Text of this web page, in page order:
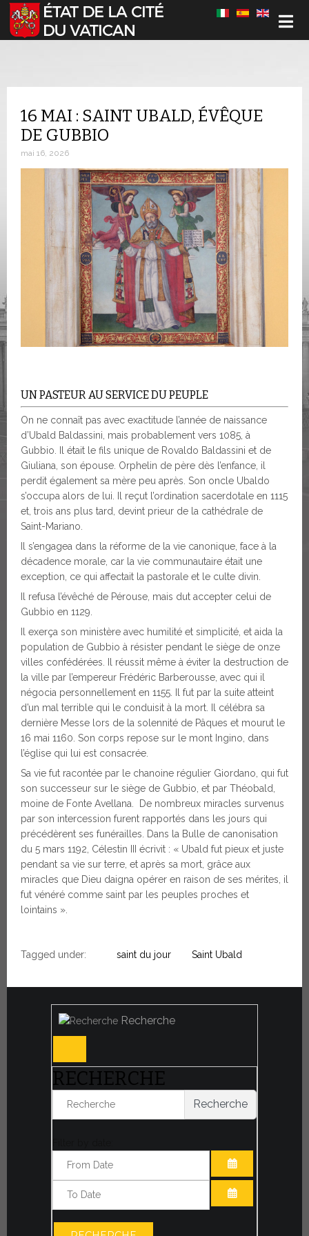
Sélectionnez votre langue
16 MAI : SAINT UBALD, ÉVÊQUE
DE GUBBIO
mai 16, 2026
UN PASTEUR AU SERVICE DU PEUPLE
On ne connaît pas avec exactitude l’année de naissance
d’Ubald Baldassini, mais probablement vers 1085, à
Gubbio. Il était le fils unique de Rovaldo Baldassini et de
Giuliana, son épouse. Orphelin de père dès l’enfance, il
perdit également sa mère peu après. Son oncle Ubaldo
s’occupa alors de lui. Il reçut l’ordination sacerdotale en 1115
et, trois ans plus tard, devint prieur de la cathédrale de
Saint-Mariano.
Il s’engagea dans la réforme de la vie canonique, face à la
décadence morale, car la vie communautaire était une
exception, ce qui affectait la pastorale et le culte divin.
Il refusa l’évêché de Pérouse, mais dut accepter celui de
Gubbio en 1129.
Il exerça son ministère avec humilité et simplicité, et aida la
population de Gubbio à résister pendant le siège de onze
villes confédérées. Il réussit même à éviter la destruction de
la ville par l’empereur Frédéric Barberousse, avec qui il
négocia personnellement en 1155. Il fut par la suite atteint
d’un mal terrible qui le conduisit à la mort. Il célébra sa
dernière Messe lors de la solennité de Pâques et mourut le
16 mai 1160. Son corps repose sur le mont Ingino, dans
l’église qui lui est consacrée.
Sa vie fut racontée par le chanoine régulier Giordano, qui fut
son successeur sur le siège de Gubbio, et par Théobald,
moine de Fonte Avellana. De nombreux miracles survenus
par son intercession furent rapportés dans les jours qui
précédèrent ses funérailles. Dans la Bulle de canonisation
du 5 mars 1192, Célestin III écrivit : « Ubald fut pieux et juste
pendant sa vie sur terre, et après sa mort, grâce aux
miracles que Dieu daigna opérer en raison de ses mérites, il
fut vénéré comme saint par les peuples proches et
lointains ».
Tagged under: saint du jour Saint Ubald
Recherche
RECHERCHE
Recherche
OUVRIR LE